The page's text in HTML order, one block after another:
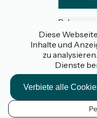
DE
Gefördert im Rahmen
Espace pro / presse
FAQ
Plan du site
Mentions légales
Kontakt
Réalisation :StudioJuillet
Diese
Inhalte und
zu
Dienste
Verbiete alle